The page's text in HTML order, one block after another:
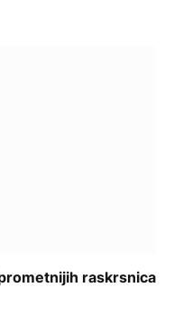
raskrsnica